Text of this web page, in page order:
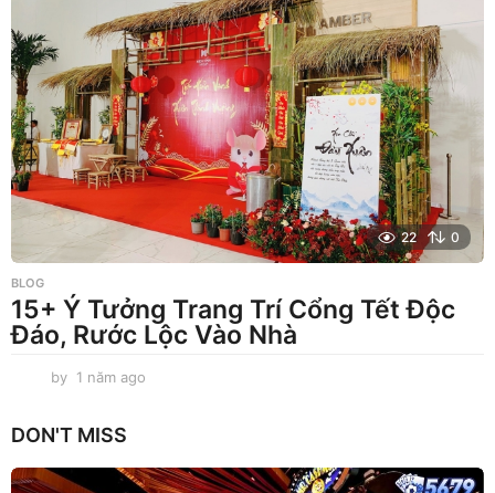
g
o
22 0
BLOG
15+ Ý Tưởng Trang Trí Cổng Tết Độc
Đáo, Rước Lộc Vào Nhà
by 1 năm ago
g
DON'T MISS